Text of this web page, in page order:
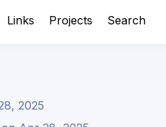
Links Projects Search
2025